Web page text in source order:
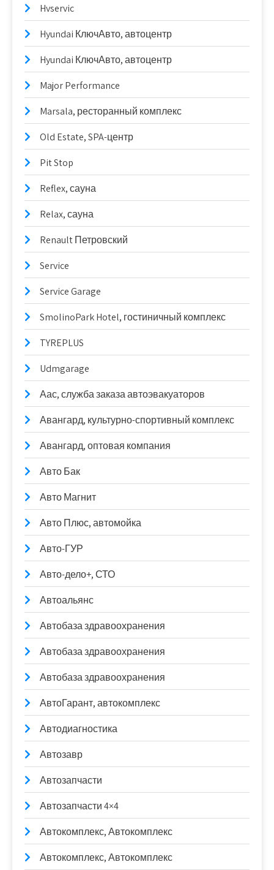
Hvservic
Hyundai КлючАвто, автоцентр
Hyundai КлючАвто, автоцентр
Major Performance
Marsala, ресторанный комплекс
Old Estate, SPA-центр
Pit Stop
Reflex, сауна
Relax, сауна
Renault Петровский
Service
Service Garage
SmolinoPark Hotel, гостиничный комплекс
TYREPLUS
Udmgarage
Аас, служба заказа автоэвакуаторов
Авангард, культурно-спортивный комплекс
Авангард, оптовая компания
Авто Бак
Авто Магнит
Авто Плюс, автомойка
Авто-ГУР
Авто-дело+, СТО
Автоальянс
Автобаза здравоохранения
Автобаза здравоохранения
Автобаза здравоохранения
АвтоГарант, автокомплекс
Автодиагностика
Автозавр
Автозапчасти
Автозапчасти 4×4
Автокомплекс, Автокомплекс
Автокомплекс, Автокомплекс